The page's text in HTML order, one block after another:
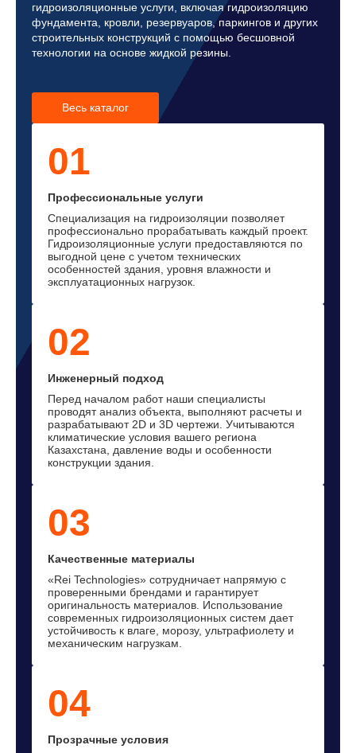
гидроизоляционные услуги, включая гидроизоляцию
фундамента, кровли, резервуаров, паркингов и других
строительных конструкций с помощью бесшовной
технологии на основе жидкой резины.
Весь каталог
01
Профессиональные услуги
Специализация на гидроизоляции позволяет
профессионально прорабатывать каждый проект.
Гидроизоляционные услуги предоставляются по
выгодной цене с учетом технических
особенностей здания, уровня влажности и
эксплуатационных нагрузок.
02
Инженерный подход
Перед началом работ наши специалисты
проводят анализ объекта, выполняют расчеты и
разрабатывают 2D и 3D чертежи. Учитываются
климатические условия вашего региона
Казахстана, давление воды и особенности
конструкции здания.
03
Качественные материалы
«Rei Technologies» сотрудничает напрямую с
проверенными брендами и гарантирует
оригинальность материалов. Использование
современных гидроизоляционных систем дает
устойчивость к влаге, морозу, ультрафиолету и
механическим нагрузкам.
04
Прозрачные условия